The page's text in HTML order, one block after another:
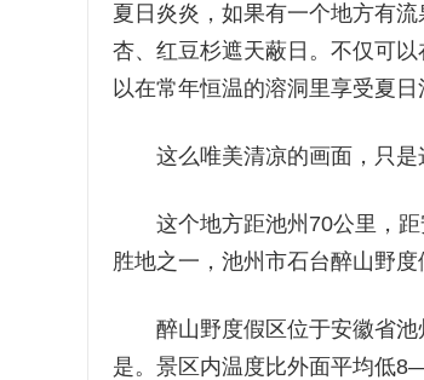
夏日炎炎，如果有一个地方有
杏、红豆杉遮天蔽日。不仅可
以在常年恒温的溶洞里享受夏日
这么唯美清凉的画面，只是
这个地方距池州70公里，距
胜地之一，池州市石台醉山野度
醉山野度假区位于安徽省池
是。景区内温度比外面平均低